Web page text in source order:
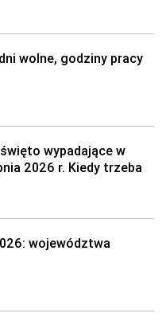
wolne, godziny pracy
wypadające w
2026 r. Kiedy trzeba
województwa